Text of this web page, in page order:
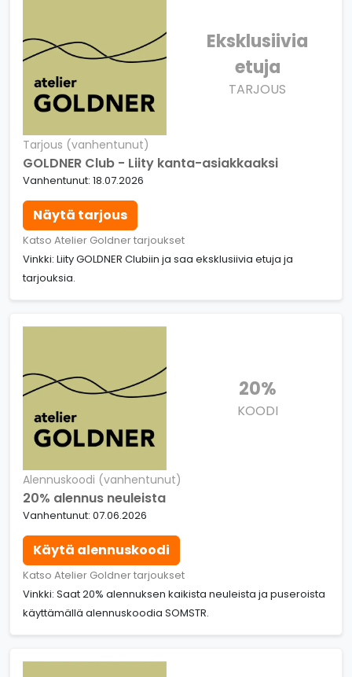
Eksklusiivia
etuja
TARJOUS
Tarjous (vanhentunut)
GOLDNER Club - Liity kanta-asiakkaaksi
Vanhentunut: 18.07.2026
Näytä tarjous
Katso Atelier Goldner tarjoukset
Vinkki: Liity GOLDNER Clubiin ja saa eksklusiivia etuja ja
tarjouksia.
20%
KOODI
Alennuskoodi (vanhentunut)
20% alennus neuleista
Vanhentunut: 07.06.2026
Käytä alennuskoodi
Katso Atelier Goldner tarjoukset
Vinkki: Saat 20% alennuksen kaikista neuleista ja puseroista
käyttämällä alennuskoodia SOMSTR.